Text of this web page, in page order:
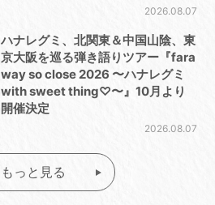
2026.08.07
ハナレグミ、北関東＆中国山陰、東
京大阪を巡る弾き語りツアー『fara
way so close 2026 〜ハナレグミ
with sweet thing♡〜』10月より
開催決定
2026.08.07
もっと見る